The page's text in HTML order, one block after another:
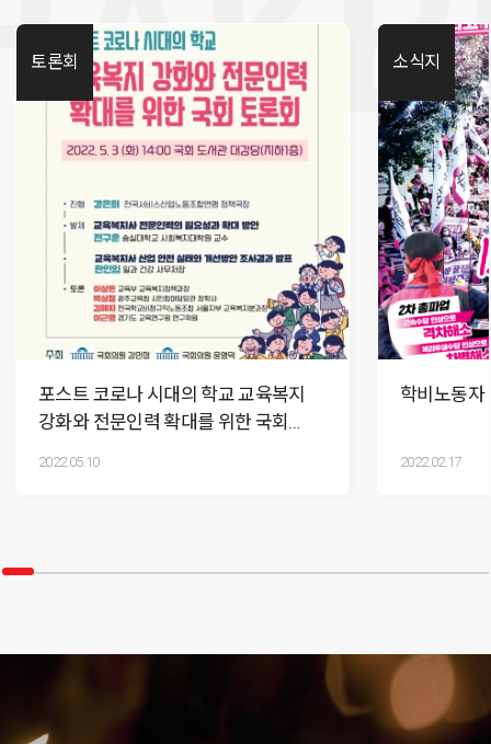
토론회
포스트 코로나 시대의 학교 교육복지
강화와 전문인력 확대를 위한 국회
2022.05.10
소식지
학비노동
2022.02.17